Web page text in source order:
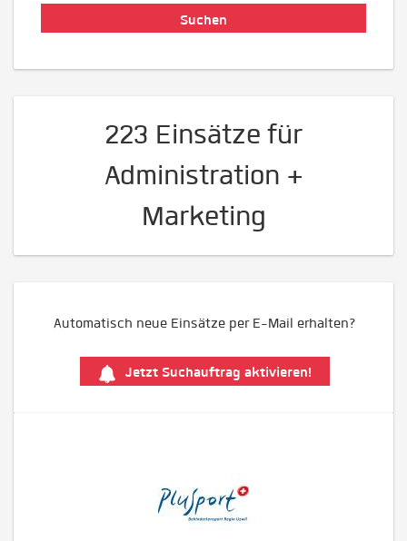
223 Einsätze für
Administration +
Marketing
Automatisch neue Einsätze per E-Mail erhalten?
Jetzt Suchauftrag aktivieren!